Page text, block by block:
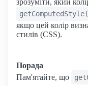
зрозуміти, який
якщо цей колір
стилів (CSS).
Порада
Пам'ятайте, що